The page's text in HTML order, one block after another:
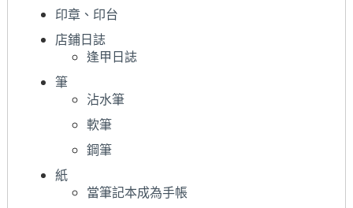
印章、印台
店鋪日誌
逢甲日誌
筆
沾水筆
軟筆
鋼筆
紙
當筆記本成為手帳